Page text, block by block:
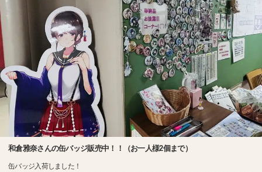
和倉雅奈さんの缶バッジ販売中！！（お一人様2個まで）
缶バッジ入荷しました！